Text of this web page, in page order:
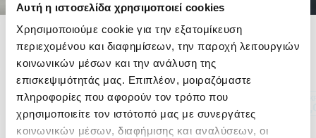
Αυτή η ιστοσελίδα χρησιμοποιεί cookies
Χρησιμοποιούμε cookie για την εξατομίκευση
περιεχομένου και διαφημίσεων, την παροχή λειτουργιών
κοινωνικών μέσων και την ανάλυση της
επισκεψιμότητάς μας. Επιπλέον, μοιραζόμαστε
πληροφορίες που αφορούν τον τρόπο που
χρησιμοποιείτε τον ιστότοπό μας με συνεργάτες
κοινωνικών μέσων, διαφήμισης και αναλύσεων, οι
Δες τώρα τα parking στο χάρτη και σύγκρινετιμή
καιαπόσταση